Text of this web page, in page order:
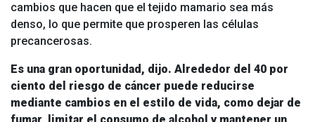
cambios que hacen que el tejido mamario sea más
denso, lo que permite que prosperen las células
precancerosas.
Es una gran oportunidad, dijo. Alrededor del 40 por
ciento del riesgo de cáncer puede reducirse
mediante cambios en el estilo de vida, como dejar de